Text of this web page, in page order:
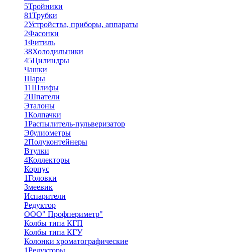
5Тройники
81Трубки
2Устройства, приборы, аппараты
2Фасонки
1Фитиль
38Холодильники
45Цилиндры
Чашки
Шары
11Шлифы
2Шпатели
Эталоны
1Колпачки
1Распылитель-пульверизатор
Эбулиометры
2Полуконтейнеры
Втулки
4Коллекторы
Корпус
1Головки
Змеевик
Испарители
Редуктор
ООО" Профпериметр"
Колбы типа КГП
Колбы типа КГУ
Колонки хроматографические
1Редукторы